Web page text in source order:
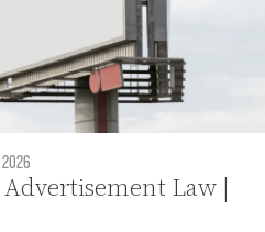
Advertisement Law |